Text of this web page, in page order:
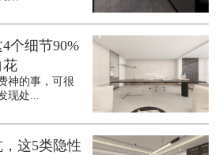
个细节90%
花
神的事，可很
现处...
这5类隐性